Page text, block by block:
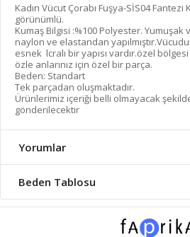
Kadın Vücut Çorabı Fuşya-SİS04 Fantezi
görünümlü.
Kumaş Bilgisi :%100 Polyester. Yumuşak
naylon ve elastandan
esnek lcralı bir yapısı vardır.özel
özle anlarınız için özel bir parça.
Beden: Standart
Tek parçadan oluşmaktadır.
Ürünlerimiz içeriği belli olmayacak
gönderilecektir
Yorumlar
Beden Tablosu